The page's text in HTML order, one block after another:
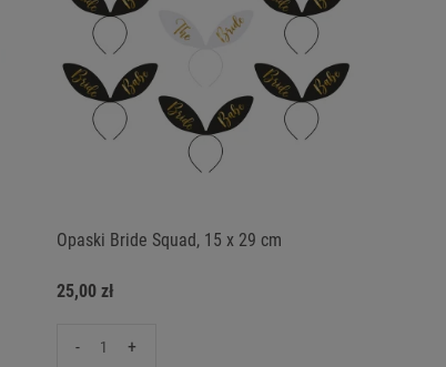
Opaski Bride Squad, 15 x 29 cm
25,00 zł
- +